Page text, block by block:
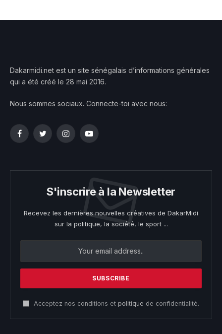
Dakarmidi.net est un site sénégalais d’informations générales
qui a été créé le 28 mai 2016.
Nous sommes sociaux. Connecte-toi avec nous:
FacebookTwitterInstagramYouTube
S'inscrire à la Newsletter
Recevez les dernières nouvelles créatives de DakarMidi
sur la politique, la société, le sport ...
Acceptez nos conditions et politique de confidentialité.